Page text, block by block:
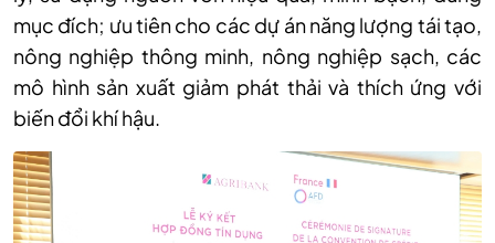
mục đích; ưu tiên cho các dự án năng lượng tái tạo,
nông nghiệp thông minh, nông nghiệp sạch, các
mô hình sản xuất giảm phát thải và thích ứng với
biến đổi khí hậu.